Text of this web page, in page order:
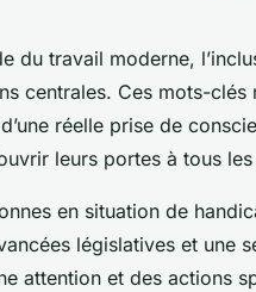
du travail moderne, l’
centrales. Ces mots-
réelle prise de
leurs portes à tous
en situation de
législatives et une
attention et des actions